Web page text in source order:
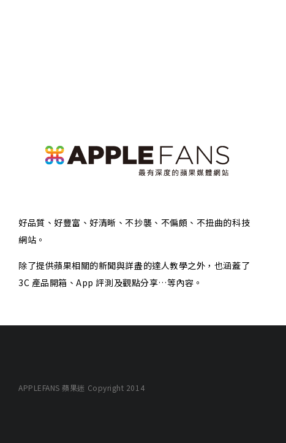
好品質、好豐富、好清晰、不抄襲、不偏頗、不扭曲的科技
網站。
除了提供蘋果相關的新聞與詳盡的達人教學之外，也涵蓋了
3C 產品開箱、App 評測及觀點分享…等內容。
APPLEFANS 蘋果迷 Copyright 2014